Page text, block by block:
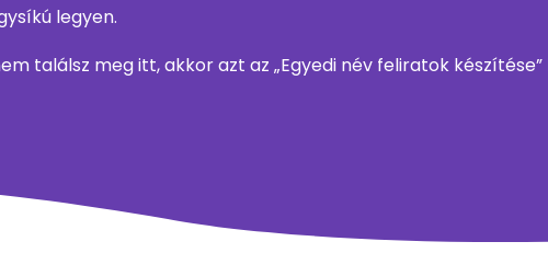
legyen.
találsz meg itt, akkor azt az „Egyedi név feliratok